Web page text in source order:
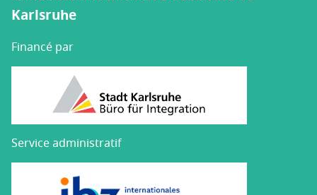
Karlsruhe
Financé par
Service administratif